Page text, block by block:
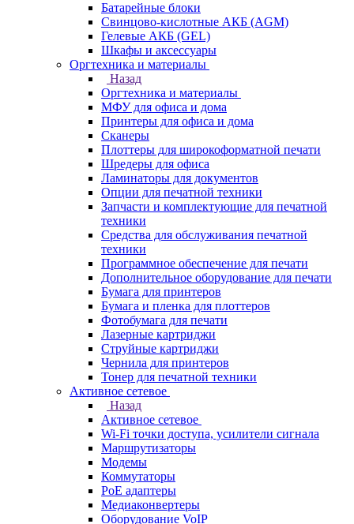
Батарейные блоки
Свинцово-кислотные АКБ (AGM)
Гелевые АКБ (GEL)
Шкафы и аксессуары
Оргтехника и материалы
Назад
Оргтехника и материалы
МФУ для офиса и дома
Принтеры для офиса и дома
Сканеры
Плоттеры для широкоформатной печати
Шредеры для офиса
Ламинаторы для документов
Опции для печатной техники
Запчасти и комплектующие для печатной
техники
Средства для обслуживания печатной
техники
Программное обеспечение для печати
Дополнительное оборудование для печати
Бумага для принтеров
Бумага и пленка для плоттеров
Фотобумага для печати
Лазерные картриджи
Струйные картриджи
Чернила для принтеров
Тонер для печатной техники
Активное сетевое
Назад
Активное сетевое
Wi-Fi точки доступа, усилители сигнала
Маршрутизаторы
Модемы
Коммутаторы
PoE адаптеры
Медиаконвертеры
Оборудование VoIP